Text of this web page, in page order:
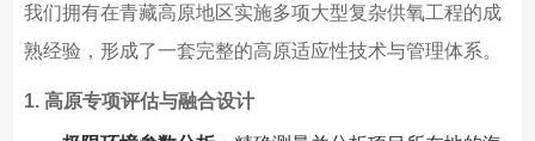
我们拥有在青藏高原地区实施多项大型复杂供氧工程的成
熟经验，形成了一套完整的高原适应性技术与管理体系。
1. 高原专项评估与融合设计